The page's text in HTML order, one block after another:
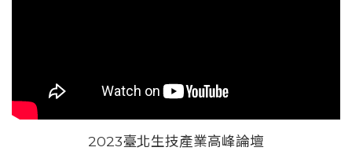
2023臺北生技產業高峰論壇